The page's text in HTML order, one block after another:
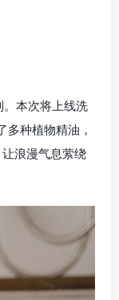
。本次将上线洗
多种植物精油，
浪漫气息萦绕